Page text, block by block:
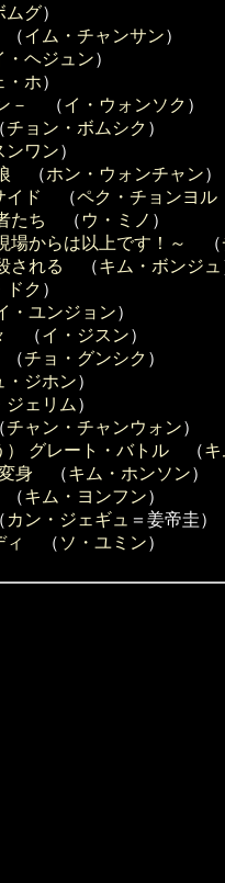
ムグ）
イム・チャンサン）
・ヘジュン）
・ホ）
－
（イ・ウォンソク ）
チョン・ボムシク ）
ンワン）
（ホン・ウォンチャン）
イド
（ペク・チョンヨル
たち
（ ウ・ミノ ）
場からは以上です！～
（
される
（キム・ボンジュ
ドク ）
・ユンジョン）
（イ・ジスン）
チョ・グンシク ）
・ジホン）
ジェリム ）
チャン・チャンウォン）
グレート・バトル （
身 （キム・ホンソン）
キム・ヨンフン）
カン・ジェギュ ＝姜帝圭）
ィ
（ ソ・ユミン）